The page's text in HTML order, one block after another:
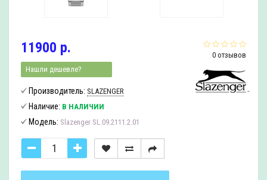
0 отзывов
11900 р.
Нашли дешевле?
Производитель: SLAZENGER
Наличие: В НАЛИЧИИ
Модель: Slazenger SL.09.2111.2.01